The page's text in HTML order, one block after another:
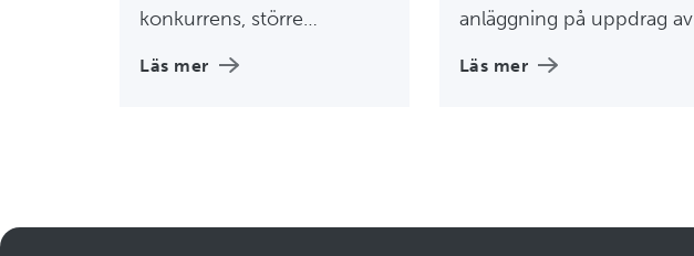
konkurrens, större
transparens och tydligare
Läs mer
anläggning på uppdrag av
Ikano Bostad ska bygga 86
Läs mer